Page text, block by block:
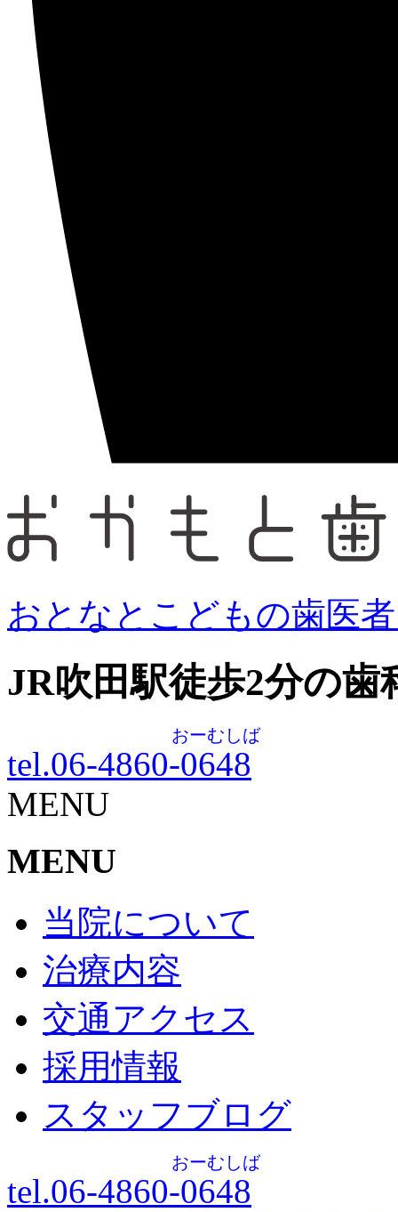
おとなとこどもの歯医
JR吹田駅徒歩2分の歯
tel.06-4860-0648
おーむしば
MENU
MENU
当院について
治療内容
交通アクセス
採用情報
スタッフブログ
tel.06-4860-0648
おーむしば